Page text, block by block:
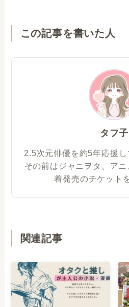
この記事を書いた人
タフ子
2.5次元俳優を約5年応援し
その前はジャニヲタ、ア
着発売のチケット
関連記事